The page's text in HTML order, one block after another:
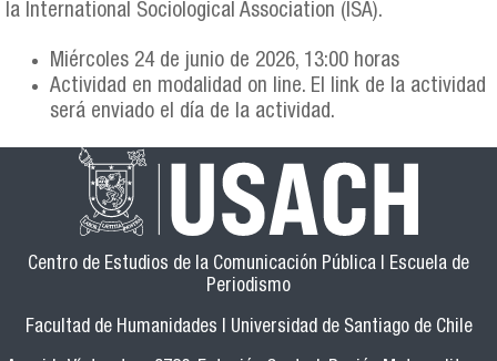
la International Sociological Association (ISA).
Miércoles 24 de junio de 2026, 13:00 horas
Actividad en modalidad on line. El link de la actividad
será enviado el día de la actividad.
Centro de Estudios de la Comunicación Pública | Escuela de
Periodismo
Facultad de Humanidades | Universidad de Santiago de Chile